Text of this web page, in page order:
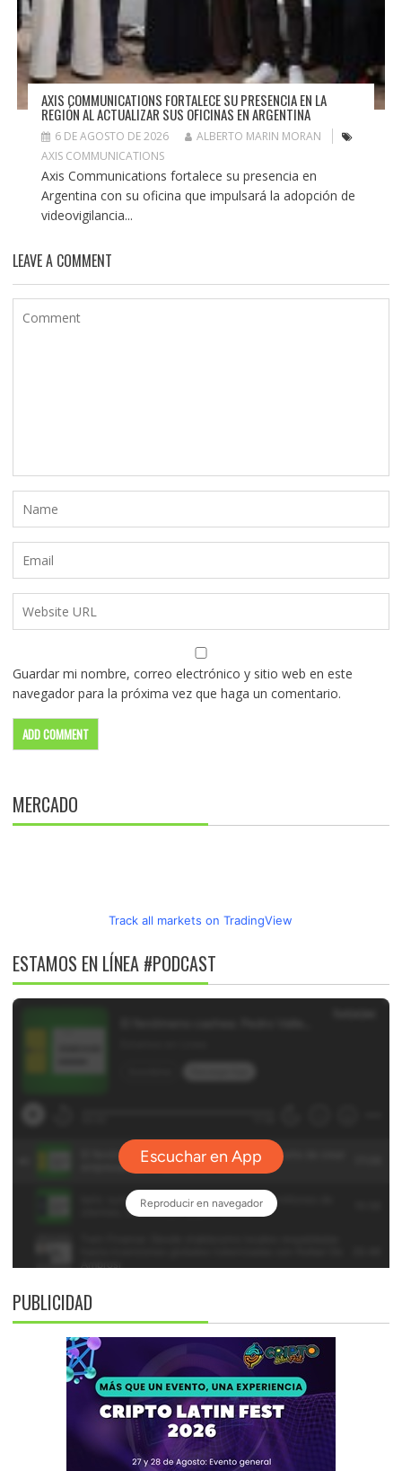
AXIS COMMUNICATIONS FORTALECE SU PRESENCIA EN LA
REGIÓN AL ACTUALIZAR SUS OFICINAS EN ARGENTINA
6 DE AGOSTO DE 2026
ALBERTO MARIN MORAN
AXIS COMMUNICATIONS
Axis Communications fortalece su presencia en
Argentina con su oficina que impulsará la adopción de
videovigilancia...
LEAVE A COMMENT
Guardar mi nombre, correo electrónico y sitio web en este
navegador para la próxima vez que haga un comentario.
MERCADO
Track all markets on TradingView
ESTAMOS EN LÍNEA #PODCAST
PUBLICIDAD